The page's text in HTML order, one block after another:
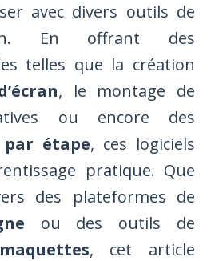
avec divers outils de
En offrant des
telles que la création
, le montage de
ou encore des
par étape, ces logiciels
pratique. Que
des plateformes de
ou des outils de
maquettes, cet article